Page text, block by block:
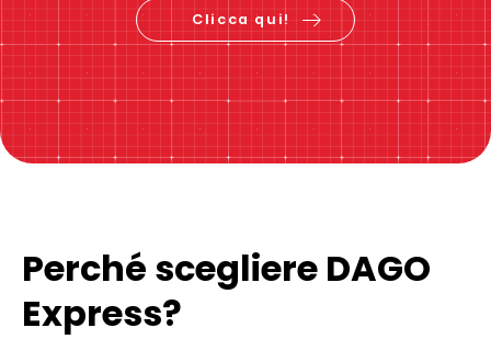
Clicca qui!
Perché scegliere DAGO
Express?